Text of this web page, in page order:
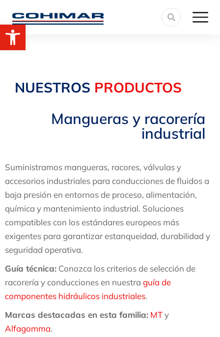
NUESTROS PRODUCTOS
Mangueras y racorería
industrial
Suministramos mangueras, racores, válvulas y
accesorios industriales para conducciones de fluidos a
baja presión en entornos de proceso, alimentación,
química y mantenimiento industrial. Soluciones
compatibles con los estándares europeos más
exigentes para garantizar estanqueidad, durabilidad y
seguridad operativa.
Guía técnica: Conozca los criterios de selección de
racorería y conducciones en nuestra guía de
componentes hidráulicos industriales.
Marcas destacadas en esta familia: MTy
Alfagomma.
Abrir barra de herramientas